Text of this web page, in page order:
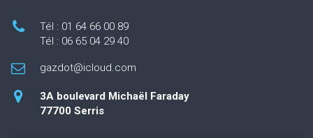
Tél : 01 64 66 00 89
Tél : 06 65 04 29 40
gazdot@icloud.com
3A boulevard Michaël Faraday
77700 Serris